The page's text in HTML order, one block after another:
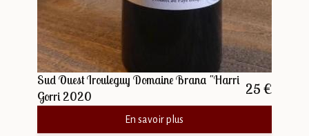
Sud Ouest Irouleguy Domaine Brana "Harri
Gorri 2020
25 €
En savoir plus